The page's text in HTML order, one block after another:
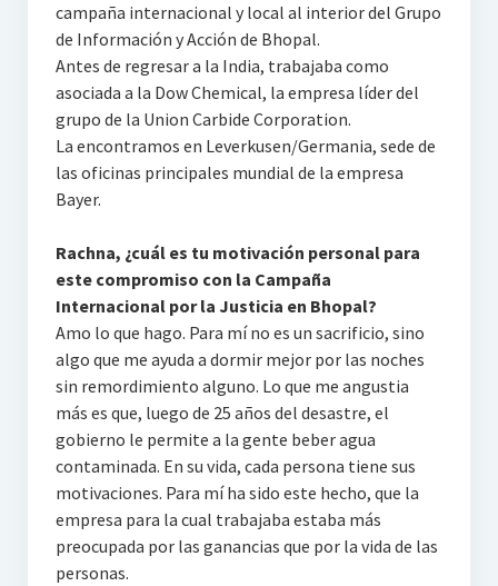
campaña internacional y local al interior del Grupo
de Información y Acción de Bhopal.
Antes de regresar a la India, trabajaba como
asociada a la Dow Chemical, la empresa líder del
grupo de la Union Carbide Corporation.
La encontramos en Leverkusen/Germania, sede de
las oficinas principales mundial de la empresa
Bayer.
Rachna, ¿cuál es tu motivación personal para
este compromiso con la Campaña
Internacional por la Justicia en Bhopal?
Amo lo que hago. Para mí no es un sacrificio, sino
algo que me ayuda a dormir mejor por las noches
sin remordimiento alguno. Lo que me angustia
más es que, luego de 25 años del desastre, el
gobierno le permite a la gente beber agua
contaminada. En su vida, cada persona tiene sus
motivaciones. Para mí ha sido este hecho, que la
empresa para la cual trabajaba estaba más
preocupada por las ganancias que por la vida de las
personas.